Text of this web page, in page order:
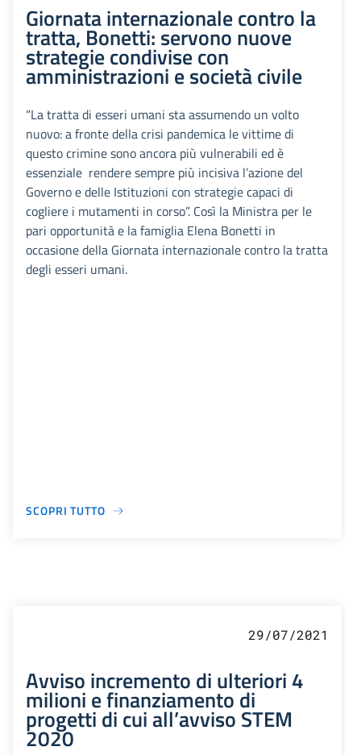
Giornata internazionale contro la
tratta, Bonetti: servono nuove
strategie condivise con
amministrazioni e società civile
“La tratta di esseri umani sta assumendo un volto
nuovo: a fronte della crisi pandemica le vittime di
questo crimine sono ancora più vulnerabili ed è
essenziale rendere sempre più incisiva l’azione del
Governo e delle Istituzioni con strategie capaci di
cogliere i mutamenti in corso”. Così la Ministra per le
pari opportunità e la famiglia Elena Bonetti in
occasione della Giornata internazionale contro la tratta
degli esseri umani.
SCOPRI TUTTO
29/07/2021
Avviso incremento di ulteriori 4
milioni e finanziamento di
progetti di cui all’avviso STEM
2020